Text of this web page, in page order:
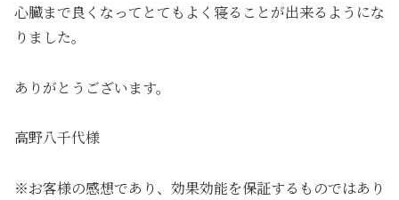
心臓まで良くなってとてもよく寝ることが出来るようにな
りました。
ありがとうございます。
高野八千代様
※お客様の感想であり、効果効能を保証するものではあり